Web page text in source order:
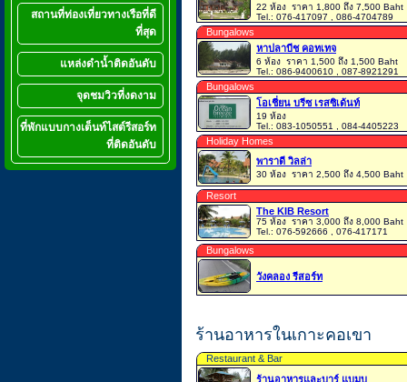
สถานที่ท่องเที่ยวทางเรือที่ดี
ที่สุด
แหล่งดำน้ำติดอันดับ
จุดชมวิวที่งดงาม
ที่พักแบบกางเต็นท์ไสต์รีสอร์ท
ที่ติดอันดับ
22 ห้อง ราคา 1,800 ถึง 7,500 Baht
Tel.: 076-417097 , 086-4704789
Bungalows
หาปลาบีช คอทเทจ
6 ห้อง ราคา 1,500 ถึง 1,500 Baht
Tel.: 086-9400610 , 087-8921291
Bungalows
โอเชี่ยน บรีซ เรสซิเด้นท์
19 ห้อง
Tel.: 083-1050551 , 084-4405223
Holiday Homes
พาราดี วิลล่า
30 ห้อง ราคา 2,500 ถึง 4,500 Baht
Resort
The KIB Resort
75 ห้อง ราคา 3,000 ถึง 8,000 Baht
Tel.: 076-592666 , 076-417171
Bungalows
วังคลอง รีสอร์ท
ร้านอาหารในเกาะคอเขา
Restaurant & Bar
ร้านอาหารและบาร์ แบมบู